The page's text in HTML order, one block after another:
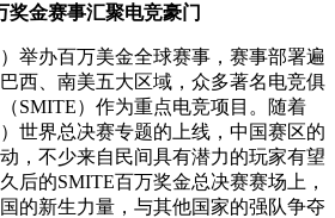
金赛事汇聚电竞豪门
举办百万美金全球赛事，赛事部署遍
西、南美五大区域，众多著名电竞俱
SMITE）作为重点电竞项目。随着
世界总决赛专题的上线，中国赛区的
，不少来自民间具有潜力的玩家有望
后的SMITE百万奖金总决赛赛场上，
的新生力量，与其他国家的强队争夺